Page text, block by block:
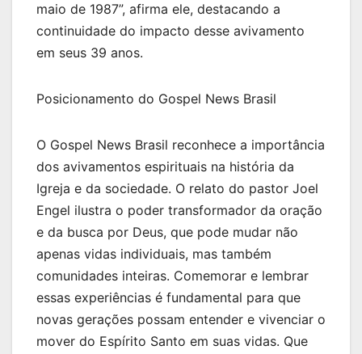
maio de 1987”, afirma ele, destacando a
continuidade do impacto desse avivamento
em seus 39 anos.
Posicionamento do Gospel News Brasil
O Gospel News Brasil reconhece a importância
dos avivamentos espirituais na história da
Igreja e da sociedade. O relato do pastor Joel
Engel ilustra o poder transformador da oração
e da busca por Deus, que pode mudar não
apenas vidas individuais, mas também
comunidades inteiras. Comemorar e lembrar
essas experiências é fundamental para que
novas gerações possam entender e vivenciar o
mover do Espírito Santo em suas vidas. Que